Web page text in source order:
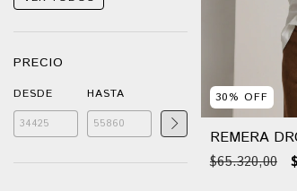
PRECIO
DESDE HASTA 30% OFF
REMERA
$65.320,00